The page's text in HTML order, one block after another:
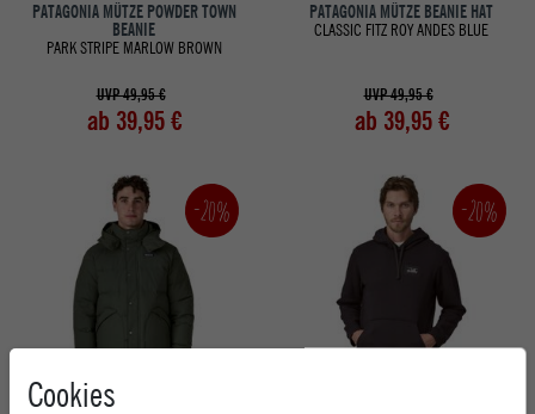
PATAGONIA MÜTZE POWDER TOWN
BEANIE
PARK STRIPE MARLOW BROWN
UVP 49,95 €
ab 39,95 €
PATAGONIA MÜTZE BEANIE HAT
CLASSIC FITZ ROY ANDES BLUE
UVP 49,95 €
ab 39,95 €
-20% -20%
Cookies